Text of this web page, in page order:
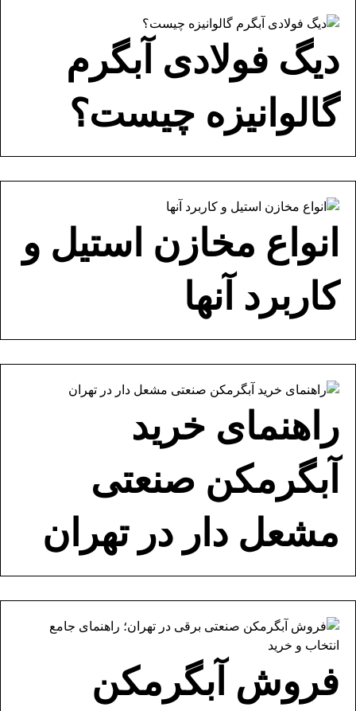
دیگ فولادی آبگرم
گالوانیزه چیست؟
انواع مخازن استیل و
کاربرد آنها
راهنمای خرید
آبگرمکن صنعتی
مشعل دار در تهران
فروش آبگرمکن